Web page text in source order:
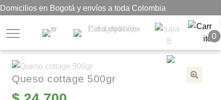
Domicilios en Bogotá y envíos a toda Colombia
0
Queso cottage 500gr